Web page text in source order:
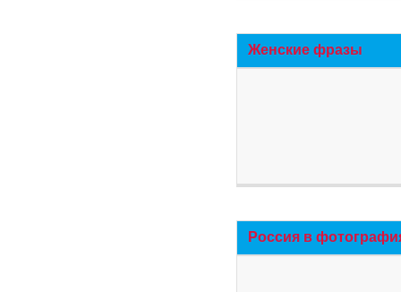
Женские фразы
Россия в